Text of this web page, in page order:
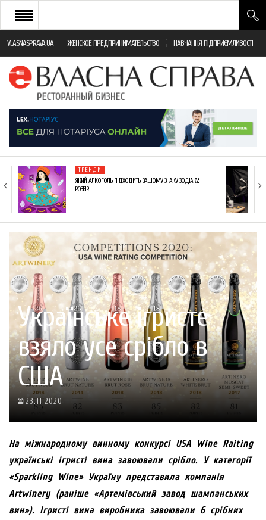
VLASNASPRAVA.UA ЖЕНСКОЕ ПРЕДПРИНИМАТЕЛЬСТВО НАВЧАННЯ ПІДПРИЄМЛИВОСТІ
НОВИНИ РЕСТОРАННОГО БІЗНЕСУ
ЯК ВІДКРИТИ ТА УСПІШНО КЕРУВАТИ
МОНІТОРИНГ ЗАКОНОДАВСТВА
ФРАНЧАЙЗИНГ
КНИГИ
ТРЕНДИ
ЯКИЙ АЛКОГОЛЬ ПІДХОДИТЬ ВАШОМУ ЗНАКУ ЗОДІАКУ:
РОЗБІР…
Українське ігристе
взяло усе срібло в
США
23.11.2020
На міжнародному винному конкурсі USA Wine Raiting
українські ігристі вина завоювали срібло. У категорії
«Sparkling Wine» Україну представила компанія
Artwinery (раніше «Артемівський завод шампанських
вин»). Ігристі вина виробника завоювали 6 срібних